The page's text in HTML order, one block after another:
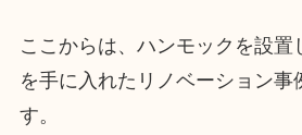
ここからは、ハンモックを設置
を手に入れたリノベーション事
す。